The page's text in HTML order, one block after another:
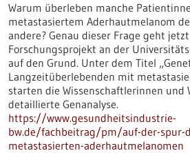
Warum überleben manche
metastasiertem Aderhautmelanom
andere? Genau dieser Frage geht
Forschungsprojekt an der
auf den Grund. Unter dem Titel
Langzeitüberlebenden mit
starten die Wissenschaftlerinnen und
detaillierte Genanalyse.
https://www.gesundheitsindustrie-
bw.de/fachbeitrag/pm/auf-der-spur-
metastasierten-aderhautmelanomen